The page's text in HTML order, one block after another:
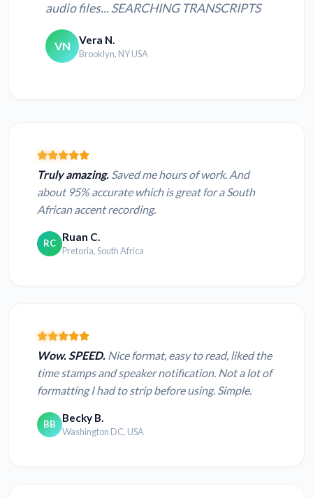
audio files... SEARCHING TRANSCRIPTS
VN Vera N.
Brooklyn, NY USA
Truly amazing. Saved me hours of work. And
about 95% accurate which is great for a South
African accent recording.
RC Ruan C.
Pretoria, South Africa
Wow. SPEED. Nice format, easy to read, liked the
time stamps and speaker notification. Not a lot of
formatting I had to strip before using. Simple.
BB Becky B.
Washington DC, USA